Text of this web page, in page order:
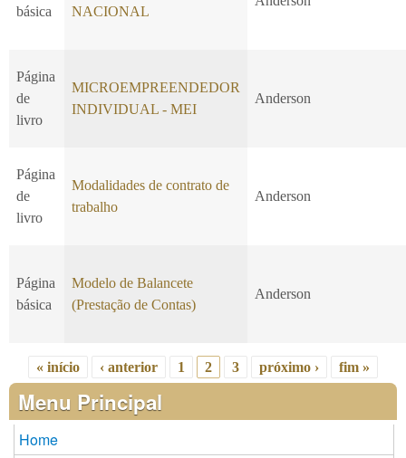
básica NACIONAL
Página
de
livro
MICROEMPREENDEDOR
INDIVIDUAL - MEI
Anderson
Página
de
livro
Modalidades de contrato de
trabalho
Anderson
Página
básica
Modelo de Balancete
(Prestação de Contas)
Anderson
Páginas
« início ‹ anterior 1 2 3 próximo › fim »
Menu Principal
Home